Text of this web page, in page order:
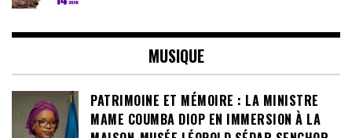
MUSIQUE
PATRIMOINE ET MÉMOIRE : LA MINISTRE
MAME COUMBA DIOP EN IMMERSION À LA